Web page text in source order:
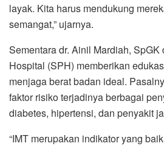
layak. Kita harus mendukung
semangat,” ujarnya.
Sementara dr. Ainil Mardiah,
Hospital (SPH) memberikan
menjaga berat badan ideal.
faktor risiko terjadinya berbagai
diabetes, hipertensi, dan penyakit
“IMT merupakan indikator yang